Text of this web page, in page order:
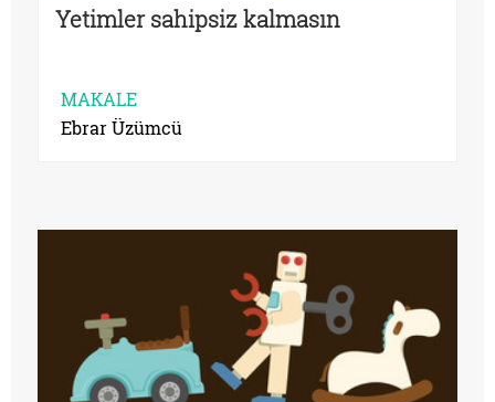
Yetimler sahipsiz kalmasın
MAKALE
Ebrar Üzümcü